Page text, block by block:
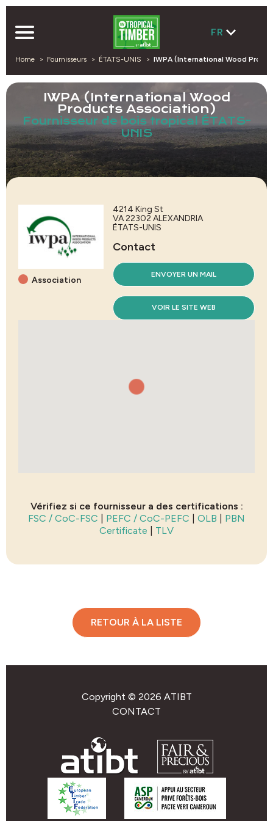
FR
Home Fournisseurs ÉTATS-UNIS IWPA (International Wood
IWPA (International Wood
Products Association)
Fournisseur de bois tropical ÉTATS-
UNIS
Association
4214 King St
VA 22302 ALEXANDRIA
ÉTATS-UNIS
Contact
ENVOYER UN MAIL
VOIR LE SITE WEB
Vérifiez si ce fournisseur a des certifications :
FSC / CoC-FSC
PEFC / CoC-PEFC OLB
PBN
Certificate
TLV
RETOUR À LA LISTE
Copyright © 2026 ATIBT
CONTACT